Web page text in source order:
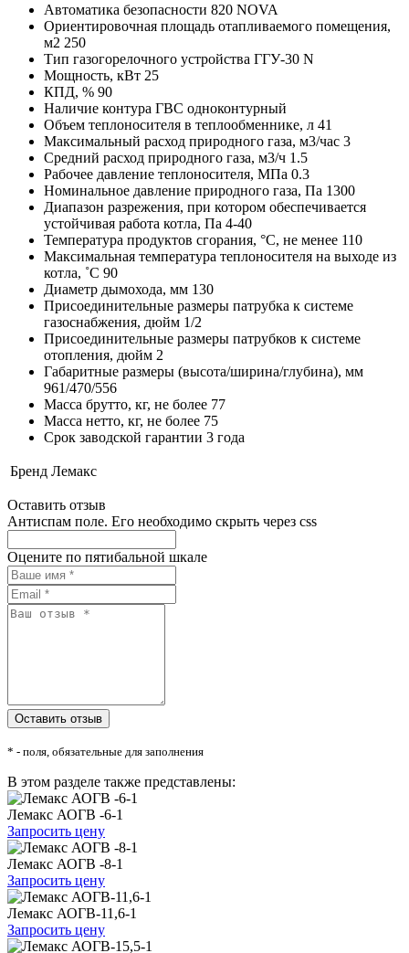
Автоматика безопасности 820 NOVA
Ориентировочная площадь отапливаемого помещения,
м2 250
Тип газогорелочного устройства ГГУ-30 N
Мощность, кВт 25
КПД, % 90
Наличие контура ГВС одноконтурный
Объем теплоносителя в теплообменнике, л 41
Максимальный расход природного газа, м3/час 3
Средний расход природного газа, м3/ч 1.5
Рабочее давление теплоносителя, МПа 0.3
Номинальное давление природного газа, Па 1300
Диапазон разрежения, при котором обеспечивается
устойчивая работа котла, Па 4-40
Температура продуктов сгорания, °С, не менее 110
Максимальная температура теплоносителя на выходе из
котла, ˚С 90
Диаметр дымохода, мм 130
Присоединительные размеры патрубка к системе
газоснабжения, дюйм 1/2
Присоединительные размеры патрубков к системе
отопления, дюйм 2
Габаритные размеры (высота/ширина/глубина), мм
961/470/556
Масса брутто, кг, не более 77
Масса нетто, кг, не более 75
Срок заводской гарантии 3 года
Бренд Лемакс
Оставить отзыв
Антиспам поле. Его необходимо скрыть через css
Оцените по пятибальной шкале
* - поля, обязательные для заполнения
В этом разделе также представлены:
Лемакс АОГВ -6-1
Запросить цену
Лемакс АОГВ -8-1
Запросить цену
Лемакс АОГВ-11,6-1
Запросить цену